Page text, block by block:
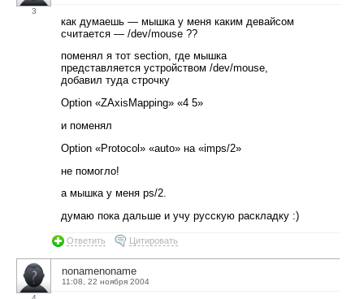
3
как думаешь — мышка у меня каким девайсом
считается — /dev/mouse ??
поменял я тот section, где мышка
представляется устройством /dev/mouse,
добавил туда строчку
Option «ZAxisMapping» «4 5»
и поменял
Option «Protocol» «auto» на «imps/2»
не помогло!
а мышка у меня ps/2.
думаю пока дальше и учу русскую раскладку :)
Ответить Цитировать
nonamenoname
11:08, 22 ноября 2004